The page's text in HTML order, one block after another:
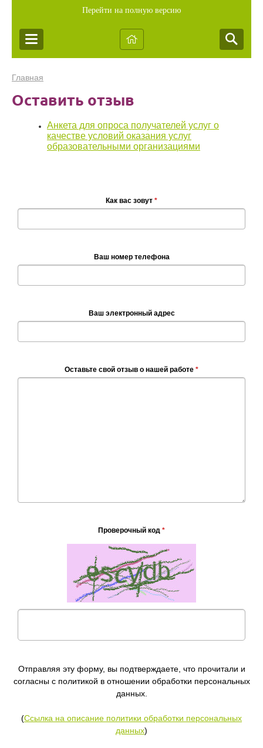
Перейти на полную версию
Главная
Оставить отзыв
Анкета для опроса получателей услуг о
качестве условий оказания услуг
образовательными организациями
Как вас зовут *
Ваш номер телефона
Ваш электронный адрес
Оставьте свой отзыв о нашей работе *
Проверочный код *
Отправляя эту форму, вы подтверждаете, что прочитали и
согласны с политикой в отношении обработки персональных
данных.
(Ссылка на описание политики обработки персональных
данных)